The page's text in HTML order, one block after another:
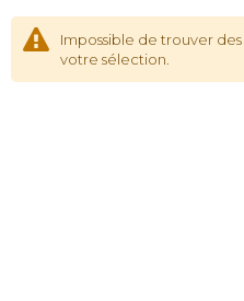
Impossible de trouver
votre sélection.